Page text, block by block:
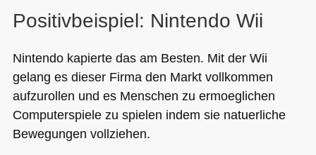
Positivbeispiel: Nintendo Wii
Nintendo kapierte das am Besten. Mit der Wii
gelang es dieser Firma den Markt vollkommen
aufzurollen und es Menschen zu ermoeglichen
Computerspiele zu spielen indem sie natuerliche
Bewegungen vollziehen.